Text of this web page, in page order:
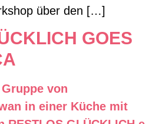
über den […]
GOES